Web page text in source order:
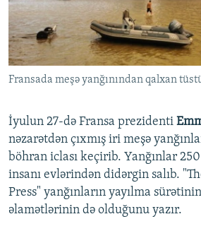
Fransada meşə yanğınından qalxan
İyulun 27-də Fransa prezidenti
nəzarətdən çıxmış iri meşə
böhran iclası keçirib. Yanğınlar
insanı evlərindən didərgin salıb.
Press" yanğınların yayılma
əlamətlərinin də olduğunu yazır.